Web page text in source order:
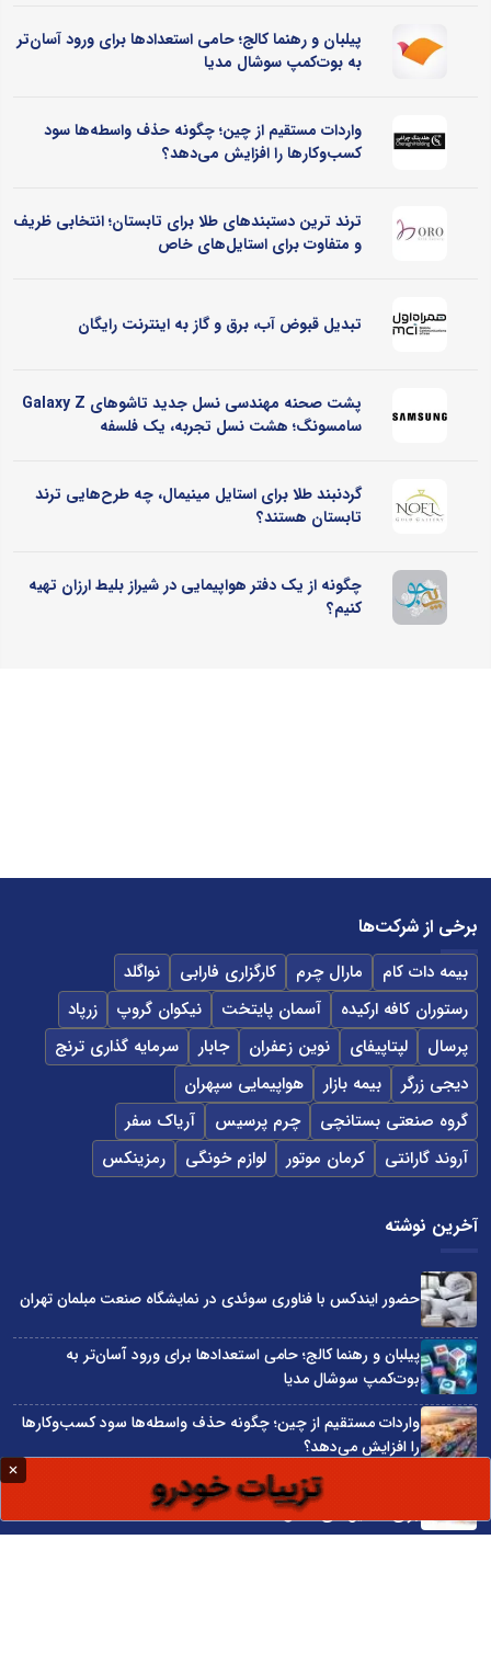
پیلبان و رهنما کالج؛ حامی استعدادها برای ورود آسان‌تر
به بوت‌کمپ سوشال مدیا
واردات مستقیم از چین؛ چگونه حذف واسطه‌ها سود
کسب‌وکارها را افزایش می‌دهد؟
ترند ترین دستبندهای طلا برای تابستان؛ انتخابی ظریف
و متفاوت برای استایل‌های خاص
تبدیل قبوض آب، برق و گاز به اینترنت رایگان
پشت صحنه مهندسی نسل جدید تاشوهای Galaxy Z
سامسونگ؛ هشت نسل تجربه، یک فلسفه
گردنبند طلا برای استایل مینیمال، چه طرح‌هایی ترند
تابستان هستند؟
چگونه از یک دفتر هواپیمایی در شیراز بلیط ارزان تهیه
کنیم؟
برخی از شرکت‌ها
بیمه دات کام مارال چرم کارگزاری فارابی
نواگلد
رستوران کافه ارکیده
آسمان پایتخت نیکوان گروپ
زرپاد
پرسال
لپتاپیفای نوین زعفران جابار
سرمایه گذاری ترنج
دیجی زرگر
بیمه بازار
هواپیمایی سپهران
گروه صنعتی بستانچی
چرم پرسیس
آریاک سفر
آروند گارانتی
کرمان موتور لوازم خونگی رمزینکس
آخرین نوشته
حضور ایندکس با فناوری سوئدی در نمایشگاه صنعت مبلمان تهران
پیلبان و رهنما کالج؛ حامی استعدادها برای ورود آسان‌تر به
بوت‌کمپ سوشال مدیا
واردات مستقیم از چین؛ چگونه حذف واسطه‌ها سود کسب‌وکارها
را افزایش می‌دهد؟
ترند ترین دستبندهای طلا برای تابستان؛ انتخابی ظریف و متفاوت
برای استایل‌های خاص